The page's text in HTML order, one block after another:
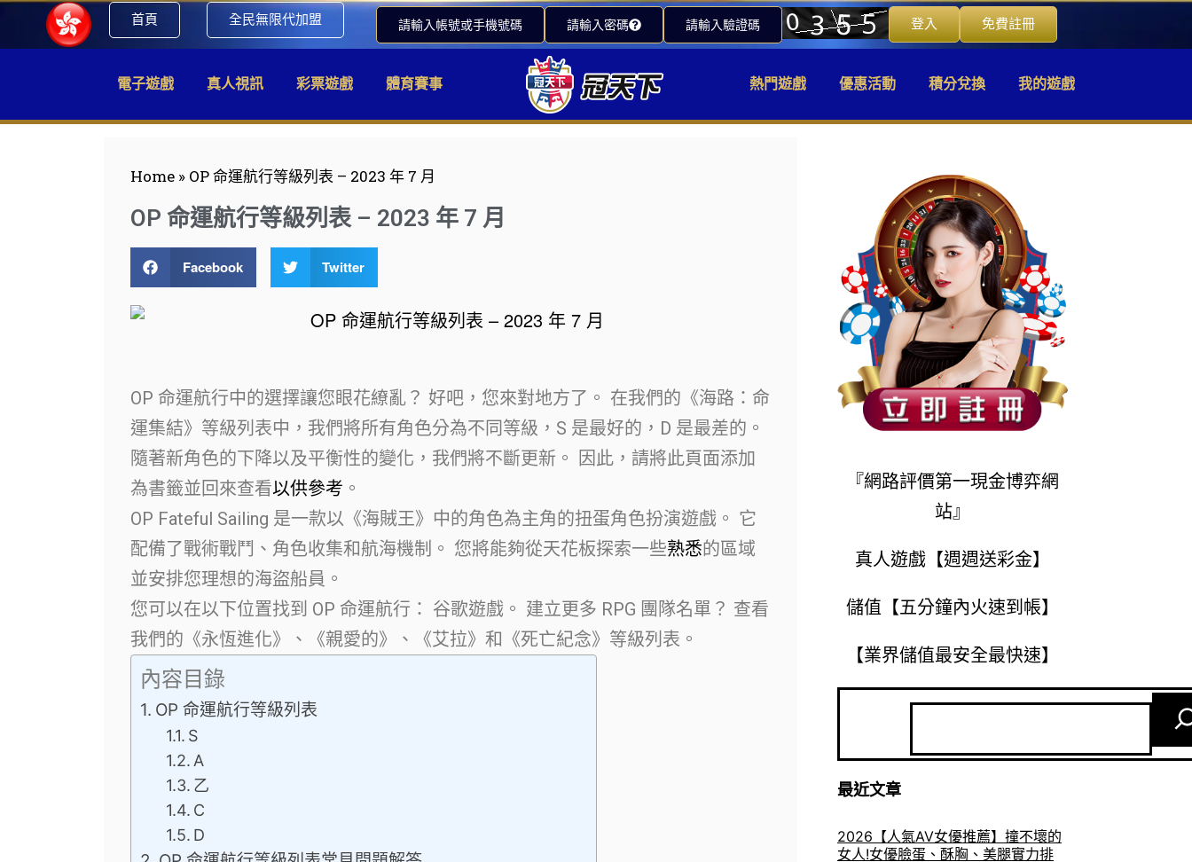
首頁 全民無限代加盟 請輸入帳號或手機號碼 請輸入密碼 請輸入驗證碼 登入 免費註冊
電子遊戲 真人視訊 彩票遊戲 體育賽事 熱門遊戲 優惠活動 積分兌換 我的遊戲
Home » OP 命運航行等級列表 – 2023 年 7 月
OP 命運航行等級列表 – 2023 年 7 月
Facebook Twitter
OP 命運航行中的選擇讓您眼花繚亂？ 好吧，您來對地方了。 在我們的《海路：命
運集結》等級列表中，我們將所有角色分為不同等級，S 是最好的，D 是最差的。
隨著新角色的下降以及平衡性的變化，我們將不斷更新。 因此，請將此頁面添加
為書籤並回來查看以供參考 。
OP Fateful Sailing 是一款以《海賊王》中的角色為主角的扭蛋角色扮演遊戲。 它
配備了戰術戰鬥、角色收集和航海機制。 您將能夠從天花板探索一些熟悉的區域
並安排您理想的海盜船員。
您可以在以下位置找到 OP 命運航行： 谷歌遊戲。 建立更多 RPG 團隊名單？ 查看
我們的《永恆進化》、《親愛的》、《艾拉》和《死亡紀念》等級列表。
內容目錄
OP 命運航行等級列表
S
A
乙
C
D
『網路評價第一現金博弈網
站』
真人遊戲【週週送彩金】
儲值【五分鐘內火速到帳】
【業界儲值最安全最快速】
最近文章
2026【人氣AV女優推薦】撞不壞的
女人!女優臉蛋、酥胸、美腿實力排